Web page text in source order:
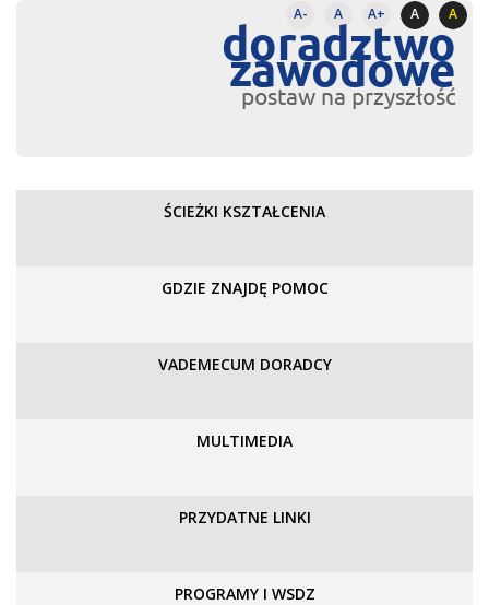
A- A A+ A A
doradztwo
zawodowe
postaw na przyszłość
ŚCIEŻKI KSZTAŁCENIA
GDZIE ZNAJDĘ POMOC
VADEMECUM DORADCY
MULTIMEDIA
PRZYDATNE LINKI
PROGRAMY I WSDZ